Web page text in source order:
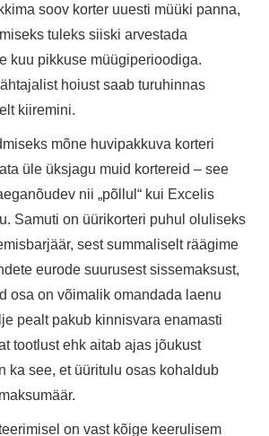
soov korter uuesti müüki panna,
tuleks siiski arvestada
kuu pikkuse müügiperioodiga.
hoiust saab turuhinnas
kiiremini.
mõne huvipakkuva korteri
üle üksjagu muid kortereid – see
nii „põllul“ kui Excelis
Samuti on üürikorteri puhul oluliseks
sest summaliselt räägime
eurode suurusest sissemaksust,
osa on võimalik omandada laenu
pealt pakub kinnisvara enamasti
tootlust ehk aitab ajas jõukust
ka see, et üüritulu osas kohaldub
on vast kõige keerulisem